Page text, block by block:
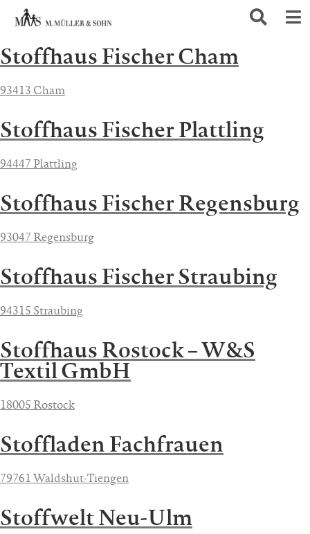
Stoffhaus Fischer Cham
93413 Cham
Stoffhaus Fischer Plattling
94447 Plattling
Stoffhaus Fischer Regensburg
93047 Regensburg
Stoffhaus Fischer Straubing
94315 Straubing
Stoffhaus Rostock – W&S
Textil GmbH
18005 Rostock
Stoffladen Fachfrauen
79761 Waldshut-Tiengen
Stoffwelt Neu-Ulm